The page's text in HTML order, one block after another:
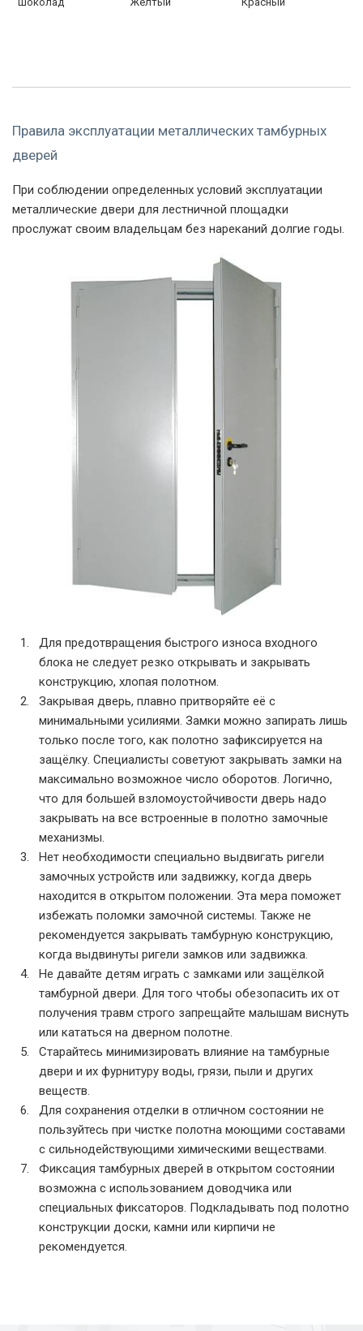
Правила эксплуатации металлических тамбурных
дверей
При соблюдении определенных условий эксплуатации
металлические двери для лестничной площадки
прослужат своим владельцам без нареканий долгие годы.
Для предотвращения быстрого износа входного
блока не следует резко открывать и закрывать
конструкцию, хлопая полотном.
Закрывая дверь, плавно притворяйте её с
минимальными усилиями. Замки можно запирать лишь
только после того, как полотно зафиксируется на
защёлку. Специалисты советуют закрывать замки на
максимально возможное число оборотов. Логично,
что для большей взломоустойчивости дверь надо
закрывать на все встроенные в полотно замочные
механизмы.
Нет необходимости специально выдвигать ригели
замочных устройств или задвижку, когда дверь
находится в открытом положении. Эта мера поможет
избежать поломки замочной системы. Также не
рекомендуется закрывать тамбурную конструкцию,
когда выдвинуты ригели замков или задвижка.
Не давайте детям играть с замками или защёлкой
тамбурной двери. Для того чтобы обезопасить их от
получения травм строго запрещайте малышам виснуть
или кататься на дверном полотне.
Старайтесь минимизировать влияние на тамбурные
двери и их фурнитуру воды, грязи, пыли и других
веществ.
Для сохранения отделки в отличном состоянии не
пользуйтесь при чистке полотна моющими составами
с сильнодействующими химическими веществами.
Фиксация тамбурных дверей в открытом состоянии
возможна с использованием доводчика или
специальных фиксаторов. Подкладывать под полотно
конструкции доски, камни или кирпичи не
рекомендуется.